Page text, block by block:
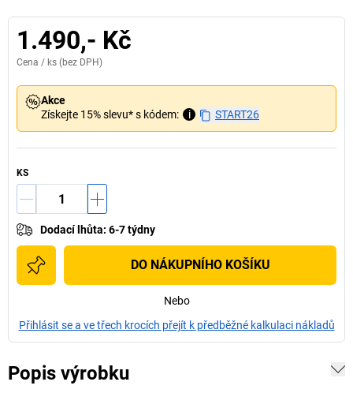
1.490,- Kč
Cena / ks (bez DPH)
Akce
Získejte 15% slevu* s kódem:
i START26
KS
Dodací lhůta: 6-7 týdny
DO NÁKUPNÍHO KOŠÍKU
Nebo
Přihlásit se a ve třech krocích přejít k předběžné kalkulaci nákladů
Popis výrobku